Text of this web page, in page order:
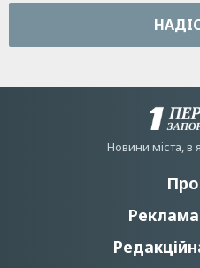
Новини мiста, в
Реклама